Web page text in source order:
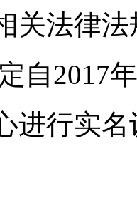
关法律
自2017
进行实名